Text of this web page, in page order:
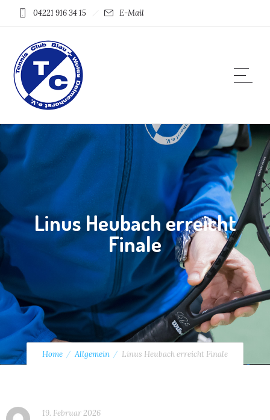
04221 916 34 15 E-Mail
Linus Heubach erreicht
Finale
Home Allgemein Linus Heubach erreicht Finale
19. Februar 2026